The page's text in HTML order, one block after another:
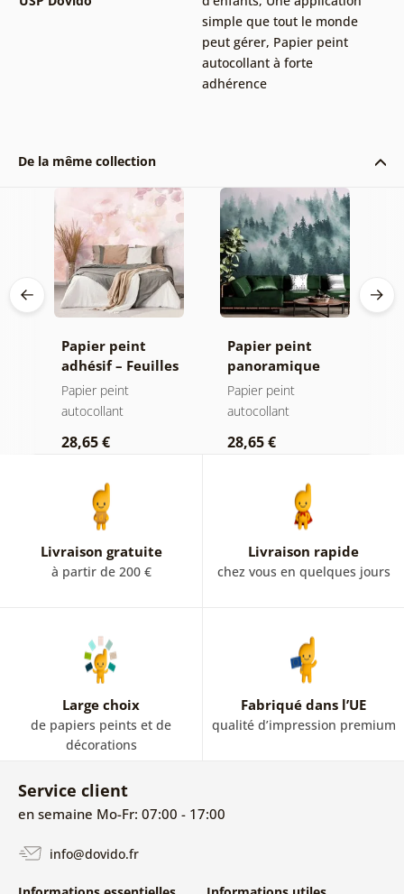
simple que tout le monde
peut gérer, Papier peint
autocollant à forte
adhérence
De la même collection
Papier peint
adhésif – Feuilles
avec teinte
pastel
Papier peint
autocollant
28,65 €
Papier peint
panoramique
autocollant –
Forêt dans le
Papier peint
autocollant
28,65 €
Livraison gratuite
à partir de 200 €
Livraison rapide
chez vous en quelques jours
Large choix
de papiers peints et de
décorations
Fabriqué dans l’UE
qualité d’impression premium
Service client
en semaine Mo-Fr: 07:00 - 17:00
info@dovido.fr